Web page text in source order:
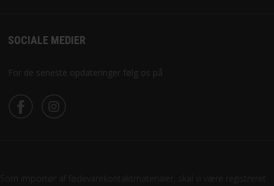
SOCIALE MEDIER
For de seneste opdateringer følg os på
Som importør af fødevarekontaktmaterialer, skal vi være registreret